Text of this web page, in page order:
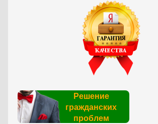
Решение
гражданских
проблем